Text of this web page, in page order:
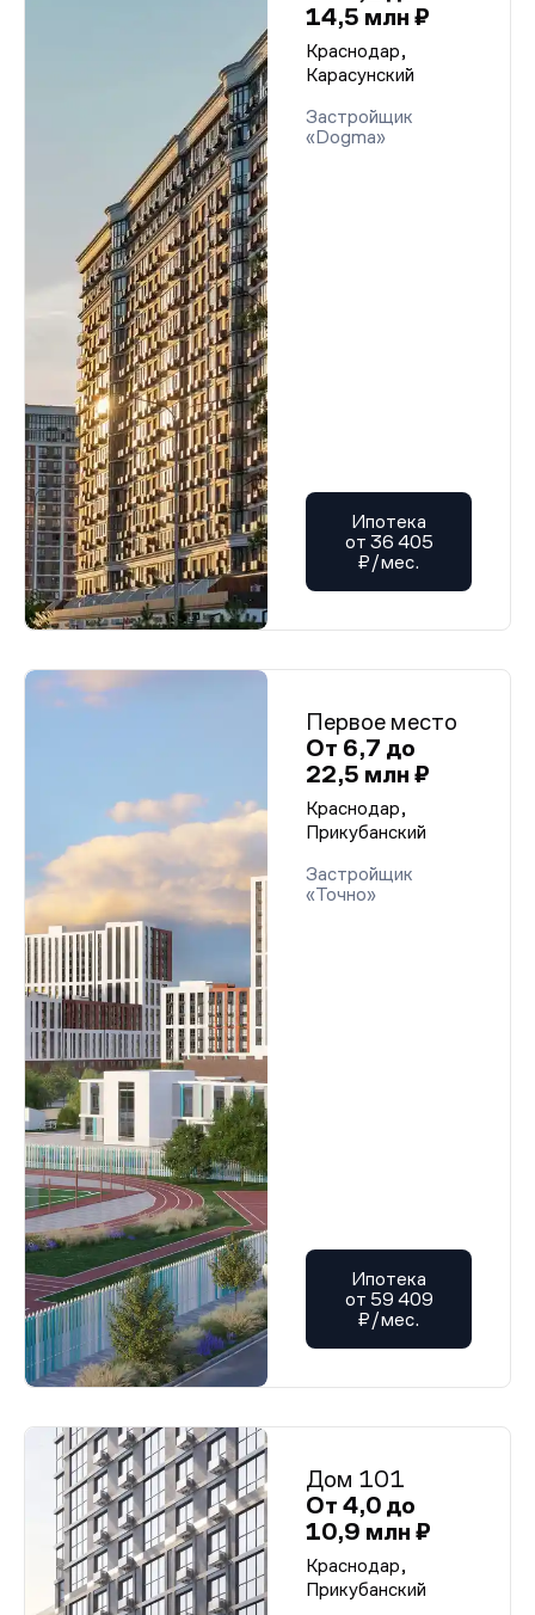
14,5 млн ₽
Краснодар,
Карасунский
Застройщик
«Dogma»
Ипотека
от 36 405
₽/мес.
Первое место
От 6,7 до
22,5 млн ₽
Краснодар,
Прикубанский
Застройщик
«Точно»
Ипотека
от 59 409
₽/мес.
Дом 101
От 4,0 до
10,9 млн ₽
Краснодар,
Прикубанский